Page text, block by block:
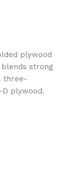
plywood
blends strong
three-
plywood.